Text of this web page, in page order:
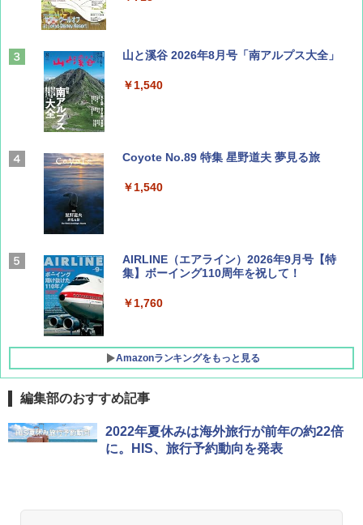
山と溪谷 2026年8月号「南アルプス大全」
￥1,540
Coyote No.89 特集 星野道夫 夢見る旅
￥1,540
AIRLINE（エアライン）2026年9月号【特
集】ボーイング110周年を祝して！
￥1,760
Amazonランキングをもっと見る
D40 地球の歩き方 チェンマイ タイ北部の魅
力的な町 2026～2027 地球の歩き方D アジア
[キャンパーズコレクション 山善] ポップアッ
プテント 傘みたいに広げて畳める パッとサ
ッとサンシェード キューブ フルクローズ メ
￥6,830
DEWEL パラソル 大型 ビーチ アウトドアパ
ラソル ガーデン サイトシート付 折りたたみ
防水 UVカット 4段階高さ調整 軽量 収納袋付
編集部のおすすめ記事
2022年夏休みは海外旅行が前年の約22倍
に。HIS、旅行予約動向を発表